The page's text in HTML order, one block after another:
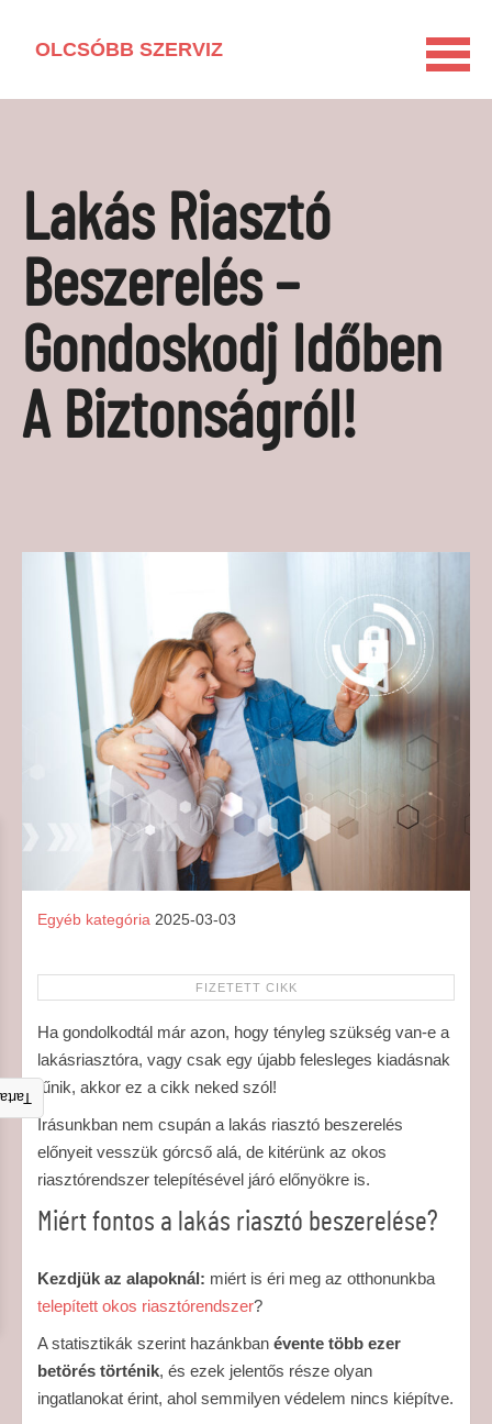
OLCSÓBB SZERVIZ
LAKÁSFELÚJÍTÁS
VEGYSZERMENTES HÁZTARTÁS
BARKÁCSOLÁS
KAPCSOLAT
MÉDIAAJÁNLAT
Lakás Riasztó
Beszerelés –
Gondoskodj Időben
A Biztonságról!
Egyéb kategória 2025-03-03
Ha gondolkodtál már azon, hogy tényleg szükség van-e a
lakásriasztóra, vagy csak egy újabb felesleges kiadásnak
tűnik, akkor ez a cikk neked szól!
Írásunkban nem csupán a lakás riasztó beszerelés
előnyeit vesszük górcső alá, de kitérünk az okos
riasztórendszer telepítésével járó előnyökre is.
Miért fontos a lakás riasztó beszerelése?
Kezdjük az alapoknál: miért is éri meg az otthonunkba
telepített okos riasztórendszer?
A statisztikák szerint hazánkban évente több ezer
betörés történik, és ezek jelentős része olyan
ingatlanokat érint, ahol semmilyen védelem nincs kiépítve.